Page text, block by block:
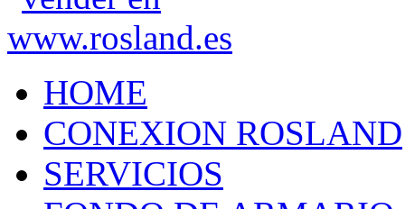
HOME
CONEXION ROSLAND
SERVICIOS